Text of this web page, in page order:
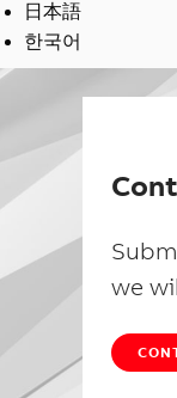
日本語
한국어
we